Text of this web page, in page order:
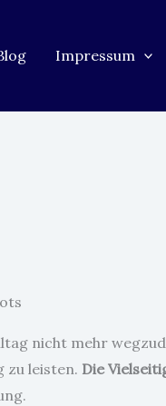
Impressum
nicht mehr
zu leisten. Die